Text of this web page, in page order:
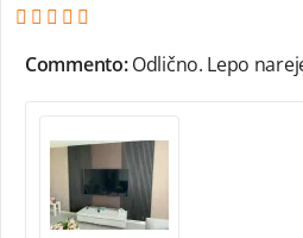
Commento:Odlično. Lepo